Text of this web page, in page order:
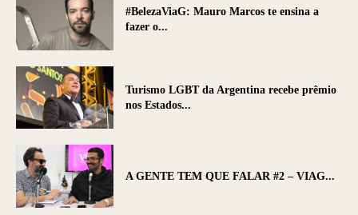
#BelezaViaG: Mauro Marcos te ensina a
fazer o...
Turismo LGBT da Argentina recebe prêmio
nos Estados...
A GENTE TEM QUE FALAR #2 – VIAG...